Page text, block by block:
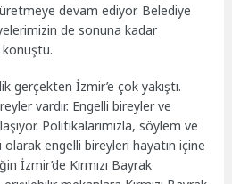
devam ediyor. Belediye
de sonuna kadar
konuştu.
gerçekten İzmir’e çok yakıştı.
vardır. Engelli bireyler ve
Politikalarımızla, söylem ve
olarak engelli bireyleri hayatın içine
İzmir’de Kırmızı Bayrak